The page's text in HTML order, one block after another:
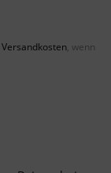
Versandkosten, wenn